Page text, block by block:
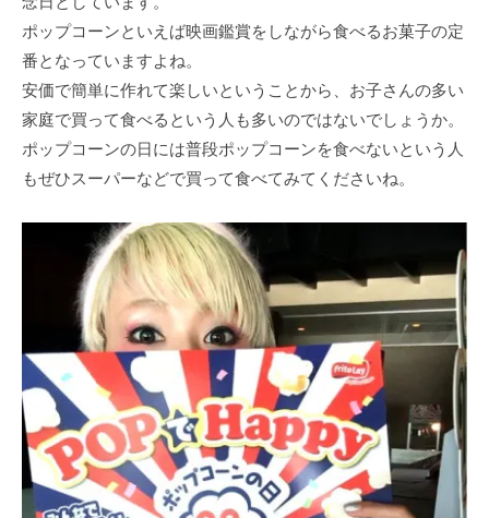
ポップコーンといえば映画鑑賞をしながら食べるお菓子の定
番となっていますよね。
安価で簡単に作れて楽しいということから、お子さんの多い
家庭で買って食べるという人も多いのではないでしょうか。
ポップコーンの日には普段ポップコーンを食べないという人
もぜひスーパーなどで買って食べてみてくださいね。